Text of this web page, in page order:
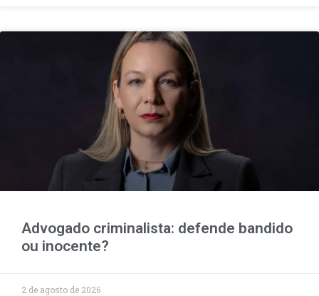
Advogado criminalista: defende bandido
ou inocente?
2 de agosto de 2026